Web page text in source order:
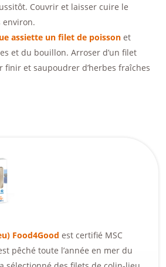
Couvrir et laisser cuire le
environ.
assiette un filet de poisson et
et du bouillon. Arroser d’un filet
finir et saupoudrer d’herbes fraîches
Food4Good est certifié MSC
pêché toute l’année en mer du